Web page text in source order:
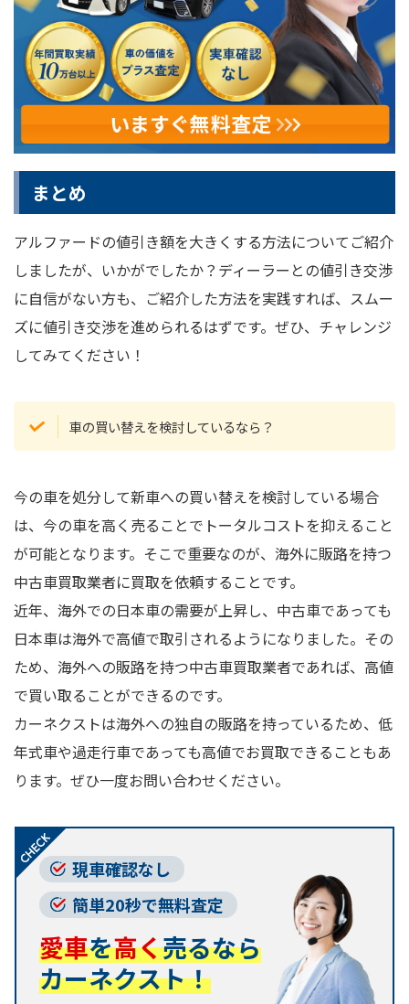
まとめ
アルファードの値引き額を大きくする方法についてご紹介
しましたが、いかがでしたか？ディーラーとの値引き交渉
に自信がない方も、ご紹介した方法を実践すれば、スムー
ズに値引き交渉を進められるはずです。ぜひ、チャレンジ
してみてください！
車の買い替えを検討しているなら？
今の車を処分して新車への買い替えを検討している場合
は、今の車を高く売ることでトータルコストを抑えること
が可能となります。そこで重要なのが、海外に販路を持つ
中古車買取業者に買取を依頼することです。
近年、海外での日本車の需要が上昇し、中古車であっても
日本車は海外で高値で取引されるようになりました。その
ため、海外への販路を持つ中古車買取業者であれば、高値
で買い取ることができるのです。
カーネクストは海外への独自の販路を持っているため、低
年式車や過走行車であっても高値でお買取できることもあ
ります。ぜひ一度お問い合わせください。
現車確認なし
簡単20秒で無料査定
愛車を高く売るなら
カーネクスト！